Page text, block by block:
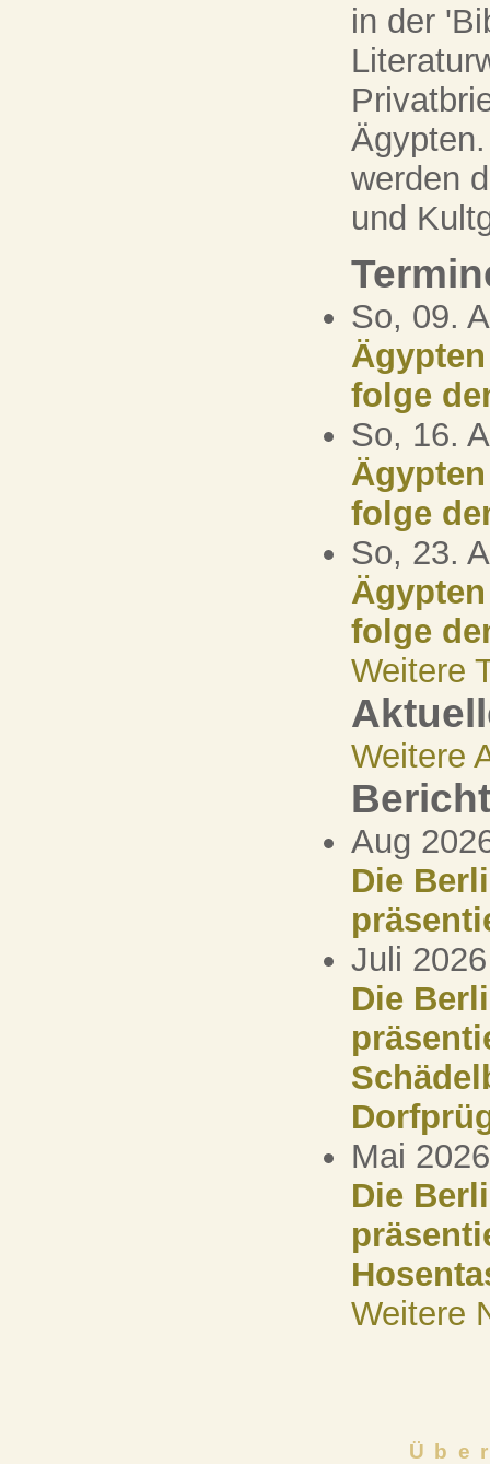
in der
werden
und
So, 09.
folge
So, 16.
folge
So, 23.
folge
Weitere
Weitere
Aug
Die
Juli
Die
Mai
Die
Weitere